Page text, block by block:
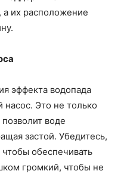
а их расположение
эффекта водопада
насос. Это не только
воде
застой. Убедитесь,
обеспечивать
громкий, чтобы не